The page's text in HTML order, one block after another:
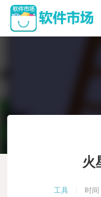
火
工具 时